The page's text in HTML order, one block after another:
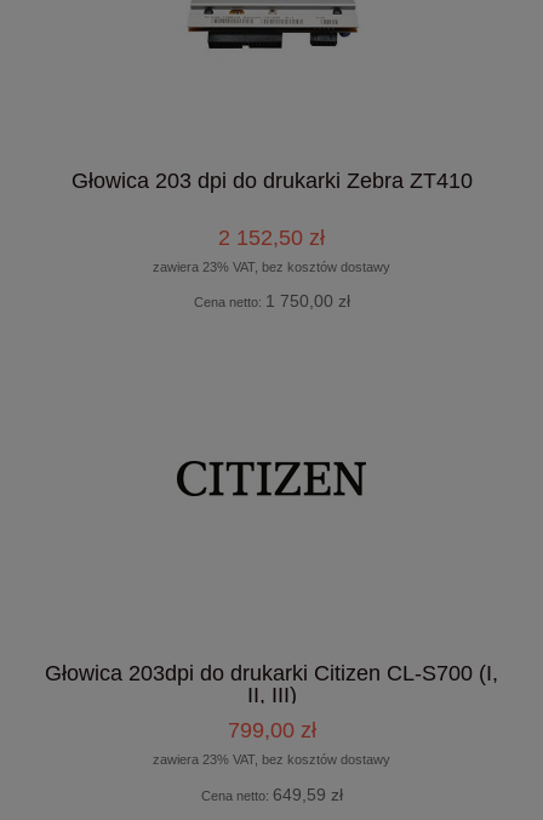
Głowica 203 dpi do drukarki Zebra ZT410
2 152,50 zł
zawiera 23% VAT, bez kosztów dostawy
Cena netto: 1 750,00 zł
Głowica 203dpi do drukarki Citizen CL-S700 (I,
II, III)
799,00 zł
zawiera 23% VAT, bez kosztów dostawy
Cena netto: 649,59 zł